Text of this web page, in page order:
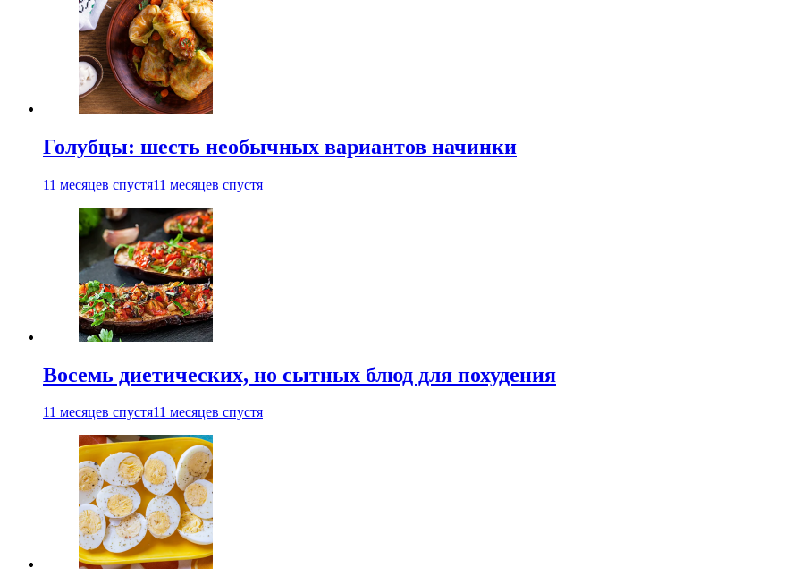
Голубцы: шесть необычных вариантов начинки
11 месяцев спустя11 месяцев спустя
Восемь диетических, но сытных блюд для похудения
11 месяцев спустя11 месяцев спустя